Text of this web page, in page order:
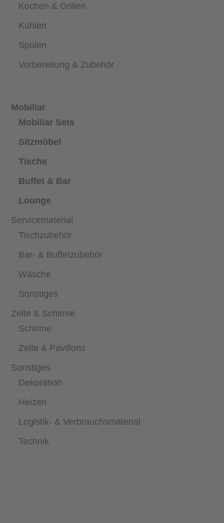
Kochen & Grillen
Kühlen
Spülen
Vorbereitung & Zubehör
Mobiliar
Mobiliar Sets
Sitzmöbel
Tische
Buffet & Bar
Lounge
Servicematerial
Tischzubehör
Bar- & Buffetzubehör
Wäsche
Sonstiges
Zelte & Schirme
Schirme
Zelte & Pavillons
Sonstiges
Dekoration
Heizen
Logistik- & Verbrauchsmaterial
Technik